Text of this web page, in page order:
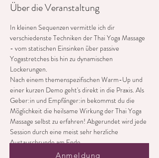
Über die Veranstaltung
In kleinen Sequenzen vermittle ich dir
verschiedenste Techniken der Thai Yoga Massage
- vom statischen Einsinken über passive
Yogastretches bis hin zu dynamischen
Lockerungen.
Nach einem themenspezifischen Warm-Up und
einer kurzen Demo geht's direkt in die Praxis. Als
Geber:in und Empfänger:in bekommst du die
Möglichkeit die heilsame Wirkung der Thai Yoga
Massage selbst zu erfahren! Abgerundet wird jede
Session durch eine meist sehr herzliche
Austauschrunde am Ende.
Egal ob mit oder ohne Vorerfahrung - du bist
Anmeldung